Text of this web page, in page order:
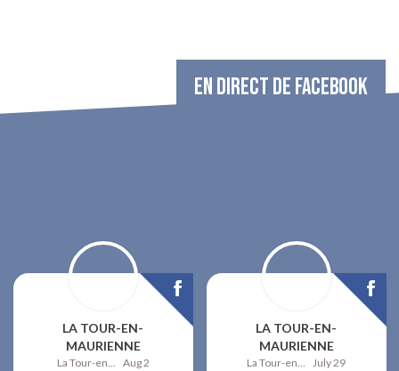
EN DIRECT DE FACEBOOK
LA TOUR-EN-
MAURIENNE
La Tour-en-Maurienne Aug 2
LA TOUR-EN-
MAURIENNE
La Tour-en-Maurienne July 29